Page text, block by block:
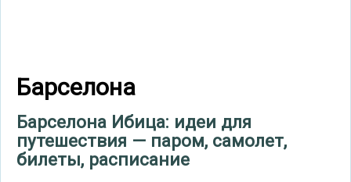
Барселона
Барселона Ибица: идеи для
путешествия — паром, самолет,
билеты, расписание